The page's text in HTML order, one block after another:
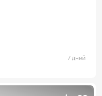
7 дней